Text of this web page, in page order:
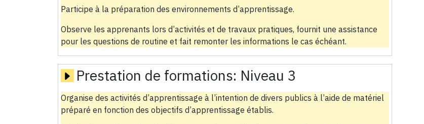
Participe à la préparation des environnements d’apprentissage.
Observe les apprenants lors d’activités et de travaux pratiques, fournit une assistance
pour les questions de routine et fait remonter les informations le cas échéant.
Prestation de formations: Niveau 3
Organise des activités d’apprentissage à l’intention de divers publics à l’aide de matériel
préparé en fonction des objectifs d’apprentissage établis.